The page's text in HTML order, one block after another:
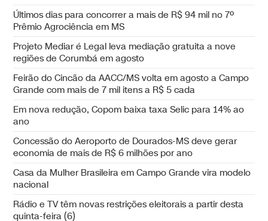
Últimos dias para concorrer a mais de R$ 94 mil no 7º
Prêmio Agrociência em MS
Projeto Mediar é Legal leva mediação gratuita a nove
regiões de Corumbá em agosto
Feirão do Cincão da AACC/MS volta em agosto a Campo
Grande com mais de 7 mil itens a R$ 5 cada
Em nova redução, Copom baixa taxa Selic para 14% ao
ano
Concessão do Aeroporto de Dourados-MS deve gerar
economia de mais de R$ 6 milhões por ano
Casa da Mulher Brasileira em Campo Grande vira modelo
nacional
Rádio e TV têm novas restrições eleitorais a partir desta
quinta-feira (6)